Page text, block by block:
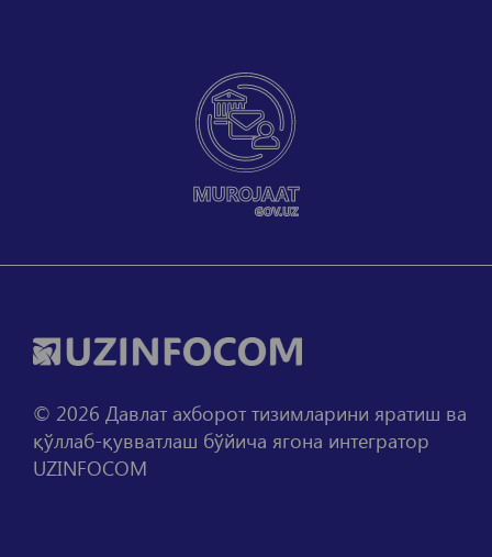
© 2026 Давлат ахборот тизимларини яратиш ва
қўллаб-қувватлаш бўйича ягона интегратор
UZINFOCOM